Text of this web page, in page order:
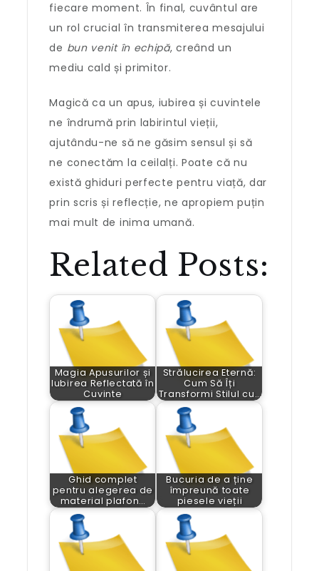
fiecare moment. În final, cuvântul are
un rol crucial în transmiterea mesajului
de bun venit în echipă, creând un
mediu cald și primitor.
Magică ca un apus, iubirea și cuvintele
ne îndrumă prin labirintul vieții,
ajutându-ne să ne găsim sensul și să
ne conectăm la ceilalți. Poate că nu
există ghiduri perfecte pentru viață, dar
prin scris și reflecție, ne apropiem puțin
mai mult de inima umană.
Related Posts:
Magia Apusurilor și
Iubirea Reflectată în
Cuvinte
Strălucirea Eternă:
Cum Să Îți
Transformi Stilul cu…
Ghid complet
pentru alegerea de
material plafon…
Bucuria de a ține
împreună toate
piesele vieții